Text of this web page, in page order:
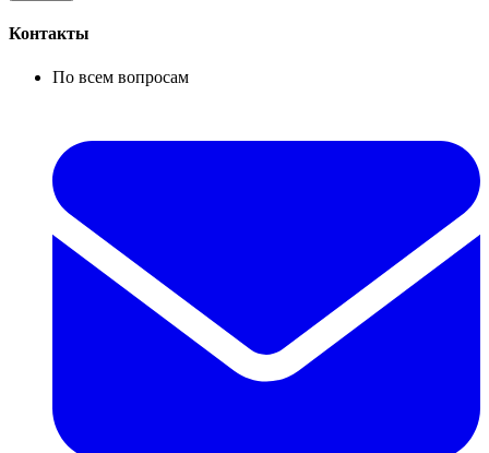
Контакты
По всем вопросам